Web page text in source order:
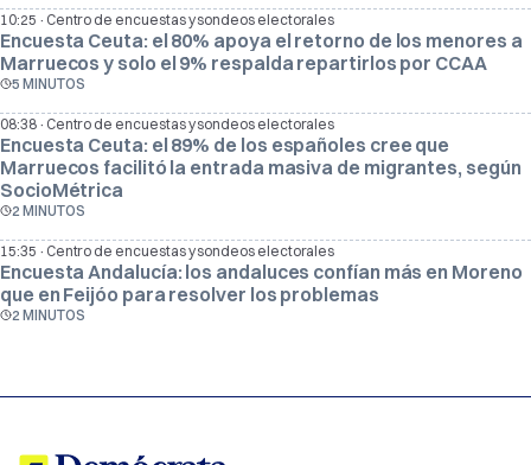
10:25 · Centro de encuestas y sondeos electorales
Encuesta Ceuta: el 80% apoya el retorno de los menores a
Marruecos y solo el 9% respalda repartirlos por CCAA
5 MINUTOS
08:38· Centro de encuestas y sondeos electorales
Encuesta Ceuta: el 89% de los españoles cree que
Marruecos facilitó la entrada masiva de migrantes, según
SocioMétrica
2 MINUTOS
15:35 · Centro de encuestas y sondeos electorales
Encuesta Andalucía: los andaluces confían más en Moreno
que en Feijóo para resolver los problemas
2 MINUTOS